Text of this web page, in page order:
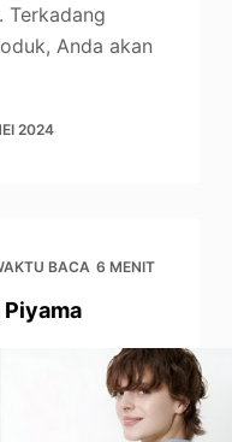
Terkadang
Anda akan
2024
BACA 6 MENIT